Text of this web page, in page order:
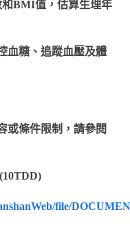
BMI值，估算生理年
血糖、追蹤血壓及體
或條件限制，請參閱
file/